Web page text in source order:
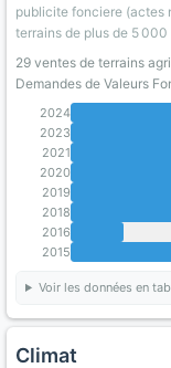
publicite fonciere (actes
terrains de plus de 5
29 ventes de terrains
Demandes de Valeurs
2024
2023
2021
2020
2019
2018
2016
2015
Voir les données en
Climat